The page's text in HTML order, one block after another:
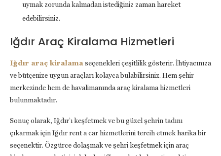
uymak zorunda kalmadan istediğiniz zaman hareket
edebilirsiniz.
Iğdır Araç Kiralama Hizmetleri
Iğdır araç kiralamaseçenekleri çeşitlilik gösterir. İhtiyacınıza
ve bütçenize uygun araçları kolayca bulabilirsiniz. Hem şehir
merkezinde hem de havalimanında araç kiralama hizmetleri
bulunmaktadır.
Sonuç olarak, Iğdır’ı keşfetmek ve bu güzel şehrin tadını
çıkarmak için Iğdır rent a car hizmetlerini tercih etmek harika bir
seçenektir. Özgürce dolaşmak ve şehri keşfetmek için araç